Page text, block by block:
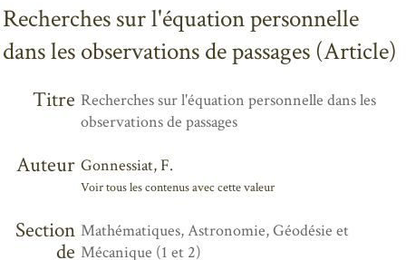
Recherches sur l'équation personnelle
dans les observations de passages (Article)
Titre Recherches sur l'équation personnelle dans les
observations de passages
Auteur Gonnessiat, F.
Voir tous les contenus avec cette valeur
Section
de
Mathématiques, Astronomie, Géodésie et
Mécanique (1 et 2)